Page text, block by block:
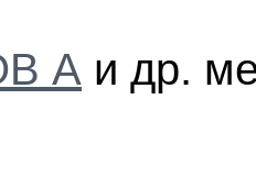
А и др.